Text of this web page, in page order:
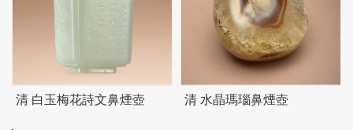
清 白玉梅花詩文鼻煙壺 清 水晶瑪瑙鼻煙壺